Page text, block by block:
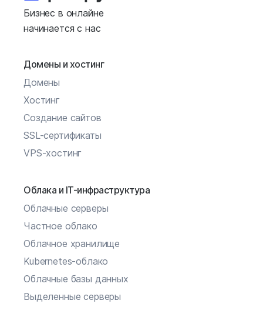
Бизнес в онлайне
начинается с нас
Домены и хостинг
Домены
Хостинг
Создание сайтов
SSL-сертификаты
VPS-хостинг
Облака и IT-инфраструктура
Облачные серверы
Частное облако
Облачное хранилище
Kubernetes-облако
Облачные базы данных
Выделенные серверы